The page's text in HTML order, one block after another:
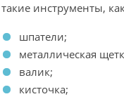
такие инструменты,
шпатели;
металлическая
валик;
кисточка;